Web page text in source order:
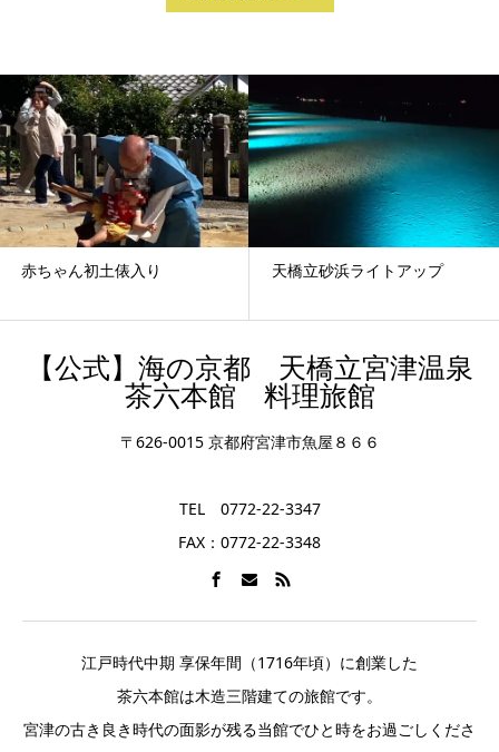
赤ちゃん初土俵入り 天橋立砂浜ライトアップ
【公式】海の京都 天橋立宮津温泉
茶六本館 料理旅館
〒626-0015 京都府宮津市魚屋８６６
TEL 0772-22-3347
FAX：0772-22-3348
江戸時代中期 享保年間（1716年頃）に創業した
茶六本館は木造三階建ての旅館です。
宮津の古き良き時代の面影が残る当館でひと時をお過ごしくださ